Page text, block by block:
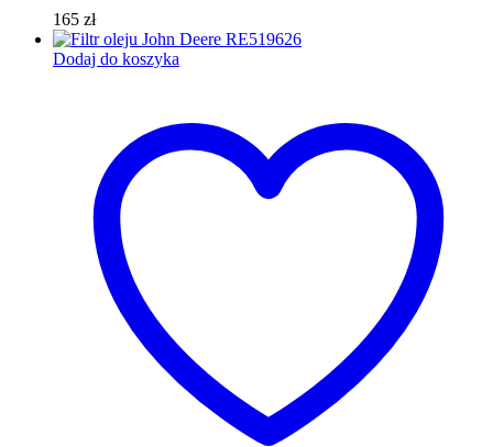
165 zł
Dodaj do koszyka